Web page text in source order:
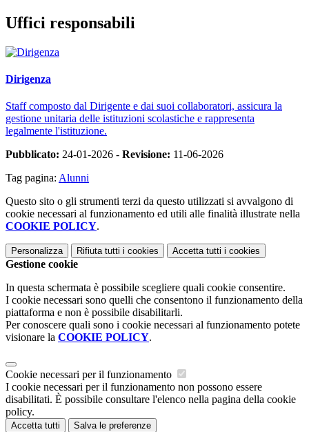
Uffici responsabili
Dirigenza
Staff composto dal Dirigente e dai suoi collaboratori, assicura la
gestione unitaria delle istituzioni scolastiche e rappresenta
legalmente l'istituzione.
Pubblicato: 24-01-2026 - Revisione: 11-06-2026
Tag pagina: Alunni
Questo sito o gli strumenti terzi da questo utilizzati si avvalgono di
cookie necessari al funzionamento ed utili alle finalità illustrate nella
COOKIE POLICY.
Personalizza Rifiuta tutti i cookies Accetta tutti i cookies
Gestione cookie
In questa schermata è possibile scegliere quali cookie consentire.
I cookie necessari sono quelli che consentono il funzionamento della
piattaforma e non è possibile disabilitarli.
Per conoscere quali sono i cookie necessari al funzionamento potete
visionare la COOKIE POLICY.
Cookie necessari per il funzionamento
I cookie necessari per il funzionamento non possono essere
disabilitati. È possibile consultare l'elenco nella pagina della cookie
policy.
Accetta tutti Salva le preferenze